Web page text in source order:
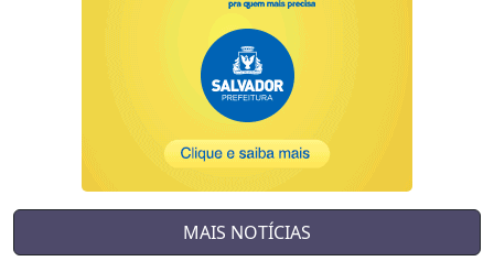
MAIS NOTÍCIAS